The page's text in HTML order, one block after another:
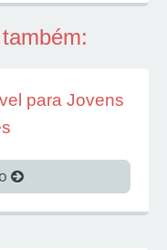
para Jovens